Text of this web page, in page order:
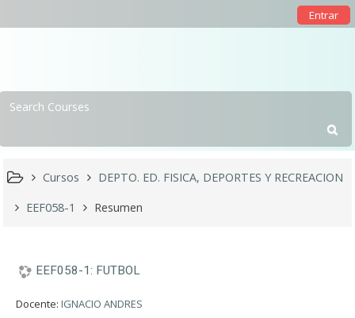
Entrar
Cursos
DEPTO. ED. FISICA, DEPORTES Y RECREACION
EEF058-1
Resumen
EEF058-1: FUTBOL
Docente:IGNACIO ANDRES